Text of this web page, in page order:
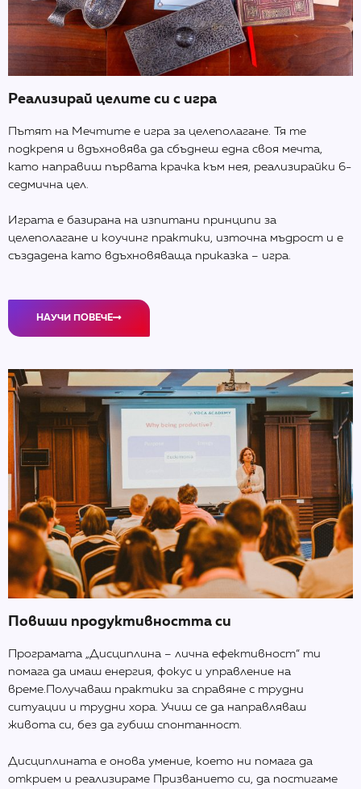
Реализирай целите си с игра
Пътят на Мечтите е игра за целеполагане. Тя те
подкрепя и вдъхновява да сбъднеш една своя мечта,
като направиш първата крачка към нея, реализирайки 6-
седмична цел.
Играта е базирана на изпитани принципи за
целеполагане и коучинг практики, източна мъдрост и е
създадена като вдъхновяваща приказка – игра.
НАУЧИ ПОВЕЧЕ
Повиши продуктивността си
Програмата „Дисциплина – лична ефективност“ ти
помага да имаш енергия, фокус и управление на
време.Получаваш практики за справяне с трудни
ситуации и трудни хора. Учиш се да направляваш
живота си, без да губиш спонтанност.
Дисциплината е онова умение, което ни помага да
открием и реализираме Призванието си, да постигаме